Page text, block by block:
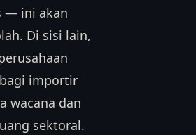
— ini akan
Di sisi lain,
importir
wacana dan
sektoral.